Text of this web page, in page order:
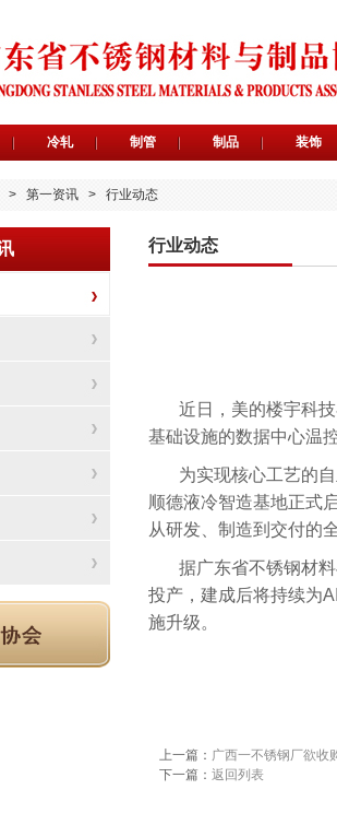
冷轧 制管 制品 装饰
> 第一资讯 > 行业动态
行业动态
近日，美的楼宇科
基础设施的数据中心温
为实现核心工艺的
顺德液冷智造基地正式
从研发、制造到交付的
据广东省不锈钢材
投产，建成后将持续为
施升级。
上一篇： 广西一不锈钢厂欲
下一篇： 返回列表